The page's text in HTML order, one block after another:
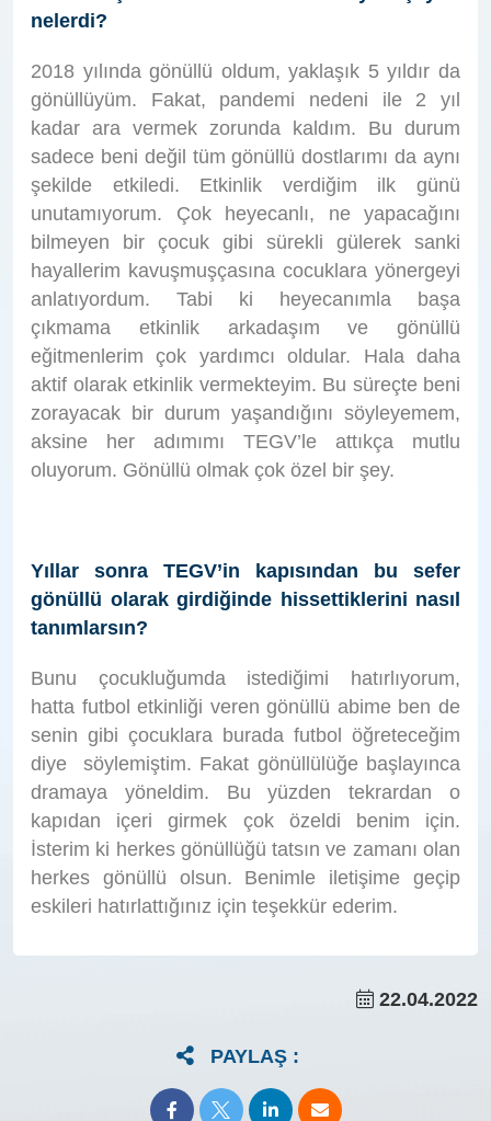
nelerdi?
2018 yılında gönüllü oldum, yaklaşık 5 yıldır da
gönüllüyüm. Fakat, pandemi nedeni ile 2 yıl
kadar ara vermek zorunda kaldım. Bu durum
sadece beni değil tüm gönüllü dostlarımı da aynı
şekilde etkiledi. Etkinlik verdiğim ilk günü
unutamıyorum. Çok heyecanlı, ne yapacağını
bilmeyen bir çocuk gibi sürekli gülerek sanki
hayallerim kavuşmuşçasına cocuklara yönergeyi
anlatıyordum. Tabi ki heyecanımla başa
çıkmama etkinlik arkadaşım ve gönüllü
eğitmenlerim çok yardımcı oldular. Hala daha
aktif olarak etkinlik vermekteyim. Bu süreçte beni
zorayacak bir durum yaşandığını söyleyemem,
aksine her adımımı TEGV’le attıkça mutlu
oluyorum. Gönüllü olmak çok özel bir şey.
Yıllar sonra TEGV’in kapısından bu sefer
gönüllü olarak girdiğinde hissettiklerini nasıl
tanımlarsın?
Bunu çocukluğumda istediğimi hatırlıyorum,
hatta futbol etkinliği veren gönüllü abime ben de
senin gibi çocuklara burada futbol öğreteceğim
diye söylemiştim. Fakat gönüllülüğe başlayınca
dramaya yöneldim. Bu yüzden tekrardan o
kapıdan içeri girmek çok özeldi benim için.
İsterim ki herkes gönüllüğü tatsın ve zamanı olan
herkes gönüllü olsun. Benimle iletişime geçip
eskileri hatırlattığınız için teşekkür ederim.
22.04.2022
PAYLAŞ :